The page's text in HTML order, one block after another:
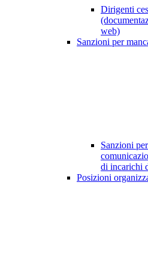
Dirigenti
web)
Sanzioni per
Sanzioni
di incarichi
Posizioni